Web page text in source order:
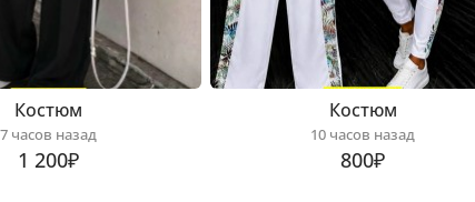
Костюм
7 часов назад
1 200₽
Костюм
10 часов назад
800₽